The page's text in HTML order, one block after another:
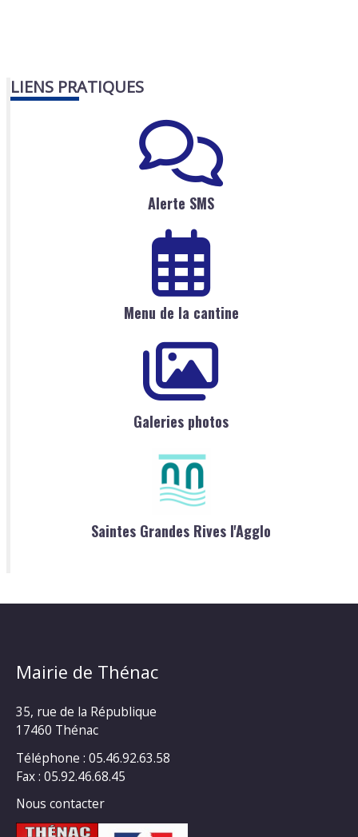
LIENS PRATIQUES
Alerte SMS
Menu de la cantine
Galeries photos
Saintes Grandes Rives l'Agglo
Mairie de Thénac
35, rue de la République
17460 Thénac
Téléphone : 05.46.92.63.58
Fax : 05.92.46.68.45
Nous contacter